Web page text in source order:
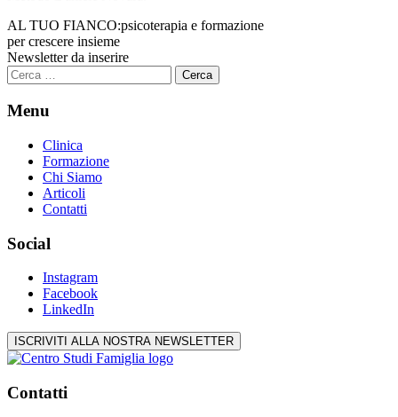
AL TUO FIANCO:psicoterapia e formazione
per crescere insieme
Newsletter da inserire
Ricerca
per:
Menu
Clinica
Formazione
Chi Siamo
Articoli
Contatti
Social
Instagram
Facebook
LinkedIn
ISCRIVITI ALLA NOSTRA NEWSLETTER
Contatti